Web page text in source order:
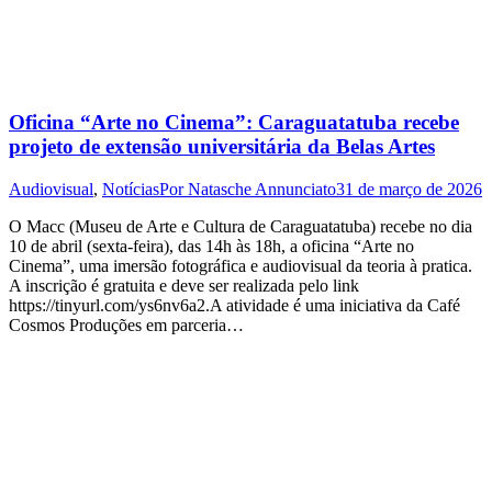
Oficina “Arte no Cinema”: Caraguatatuba recebe
projeto de extensão universitária da Belas Artes
Audiovisual, NotíciasPorNatasche Annunciato31 de março de 2026
O Macc (Museu de Arte e Cultura de Caraguatatuba) recebe no dia
10 de abril (sexta-feira), das 14h às 18h, a oficina “Arte no
Cinema”, uma imersão fotográfica e audiovisual da teoria à pratica.
A inscrição é gratuita e deve ser realizada pelo link
https://tinyurl.com/ys6nv6a2.A atividade é uma iniciativa da Café
Cosmos Produções em parceria…